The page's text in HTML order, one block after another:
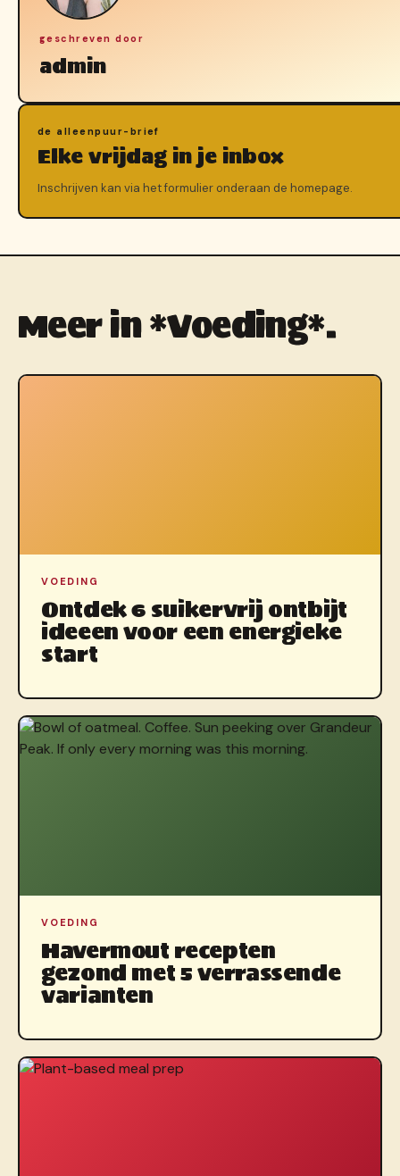
geschreven door
admin
de alleenpuur-brief
Elke vrijdag in je inbox
Inschrijven kan via het formulier onderaan de homepage.
Meer in *Voeding*.
VOEDING
Ontdek 6 suikervrij ontbijt
ideeen voor een energieke
start
VOEDING
Havermout recepten
gezond met 5 verrassende
varianten